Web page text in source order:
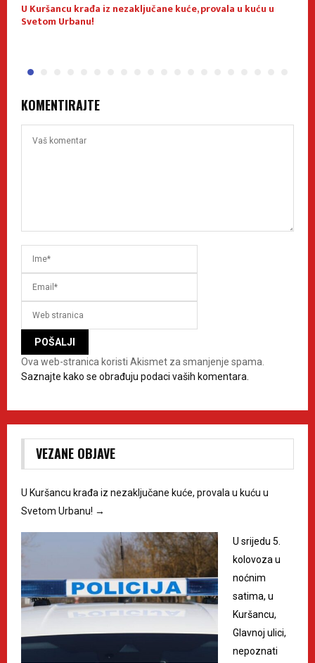
U Kuršancu krađa iz nezaključane kuće, provala u kuću u
Svetom Urbanu!
KOMENTIRAJTE
Ova web-stranica koristi Akismet za smanjenje spama.
Saznajte kako se obrađuju podaci vaših komentara.
VEZANE OBJAVE
U Kuršancu krađa iz nezaključane kuće, provala u kuću u
Svetom Urbanu! →
U srijedu 5.
kolovoza u
noćnim
satima, u
Kuršancu,
Glavnoj ulici,
nepoznati